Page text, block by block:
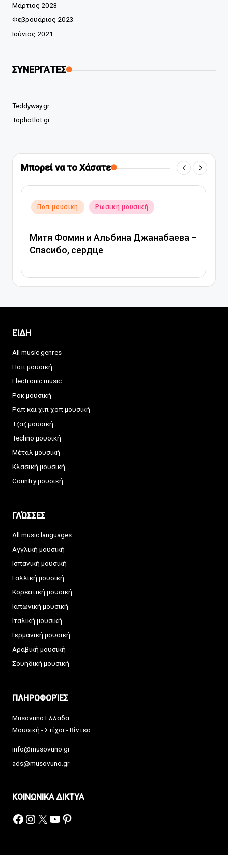
Μάρτιος 2023
Φεβρουάριος 2023
Ιούνιος 2021
ΣΥΝΕΡΓΑΤΕΣ
Teddyway.gr
Tophotlot.gr
Μπορεί να το Χάσατε
Αναρτήθηκε
σε
Ποπ μουσική Ρωσική μουσική
Митя Фомин и Альбина Джанабаева –
Спасибо, сердце
ΕΊΔΗ
All music genres
Ποπ μουσική
Electronic music
Ροκ μουσική
Ραπ και χιπ χοπ μουσική
Τζαζ μουσική
Techno μουσική
Μέταλ μουσική
Κλασική μουσική
Country μουσική
ΓΛΏΣΣΕΣ
All music languages
Αγγλική μουσική
Ισπανική μουσική
Γαλλική μουσική
Κορεατική μουσική
Ιαπωνική μουσική
Ιταλική μουσική
Γερμανική μουσική
Αραβική μουσική
Σουηδική μουσική
ΠΛΗΡΟΦΟΡΊΕΣ
Musovuno Ελλαδα
Μουσική - Στίχοι - Βίντεο
info@musovuno.gr
ads@musovuno.gr
ΚΟΙΝΩΝΙΚΑ ΔΙΚΤΥΑ
Facebook
Instagram
X YouTube
Pinterest